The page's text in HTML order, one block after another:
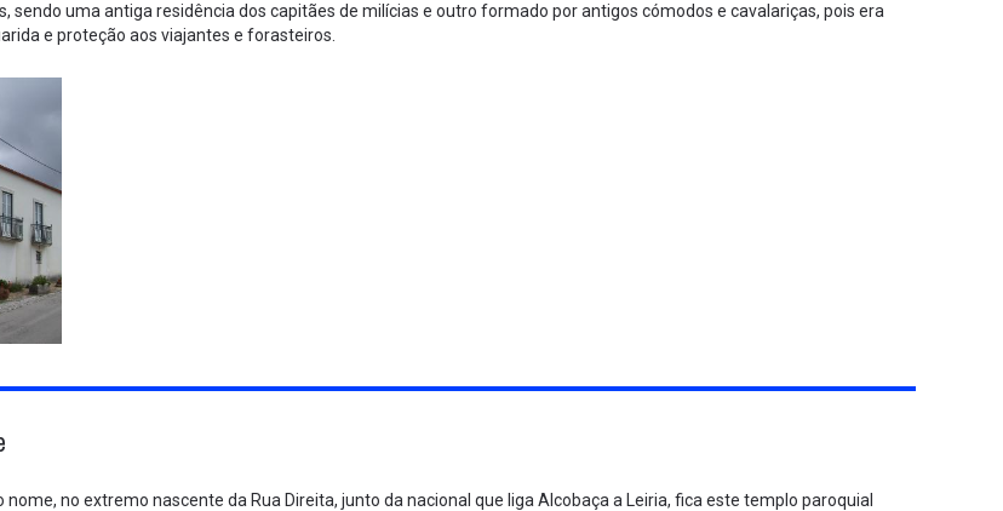
sendo uma antiga residência dos capitães de milícias e outro formado por antigos cómodos e cavalariças, pois era
e proteção aos viajantes e forasteiros.
no extremo nascente da Rua Direita, junto da nacional que liga Alcobaça a Leiria, fica este templo paroquial